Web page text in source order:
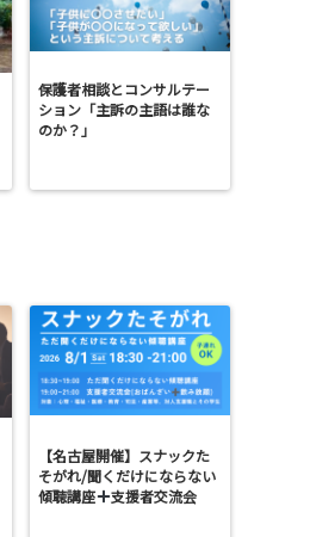
保護者相談とコンサルテー
ション「主訴の主語は誰な
のか？」
【名古屋開催】スナックた
そがれ/聞くだけにならない
傾聴講座
支援者交流会